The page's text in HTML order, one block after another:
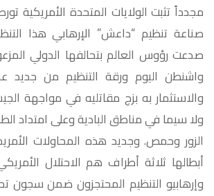
مجدداً تثبت الولايات المتحدة الأمريكية
صناعة تنظيم “داعش” الإرهابي هذا
صدعت رؤوس العالم بتحالفها الدولي
واشنطن اليوم ورقة التنظيم من جديد
والاستثمار به بزج مقاتليه في مواجهة
ولا سيما في مناطق البادية وعلى امتداد
الزور وحمص. وجديد هذه المحاولات
أبطالها ثلاثة أطراف هم الاحتلال
وإرهابيو التنظيم المحتجزون ضمن سجون